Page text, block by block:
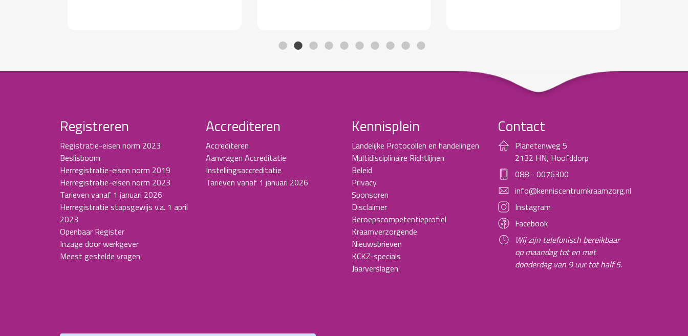
Registreren
Registratie-eisen norm 2023
Beslisboom
Herregistratie-eisen norm 2019
Herregistratie-eisen norm 2023
Tarieven vanaf 1 januari 2026
Herregistratie stapsgewijs v.a. 1 april
2023
Openbaar Register
Inzage door werkgever
Meest gestelde vragen
Accrediteren
Accrediteren
Aanvragen Accreditatie
Instellingsaccreditatie
Tarieven vanaf 1 januari 2026
Kennisplein
Landelijke Protocollen en handelingen
Multidisciplinaire Richtlijnen
Beleid
Privacy
Sponsoren
Disclaimer
Beroepscompetentieprofiel
Kraamverzorgende
Nieuwsbrieven
KCKZ-specials
Jaarverslagen
Contact
Planetenweg 5
2132 HN, Hoofddorp
088 - 0076300
info@kenniscentrumkraamzorg.nl
Instagram
Facebook
Wij zijn telefonisch bereikbaar
op maandag tot en met
donderdag van 9 uur tot half 5.